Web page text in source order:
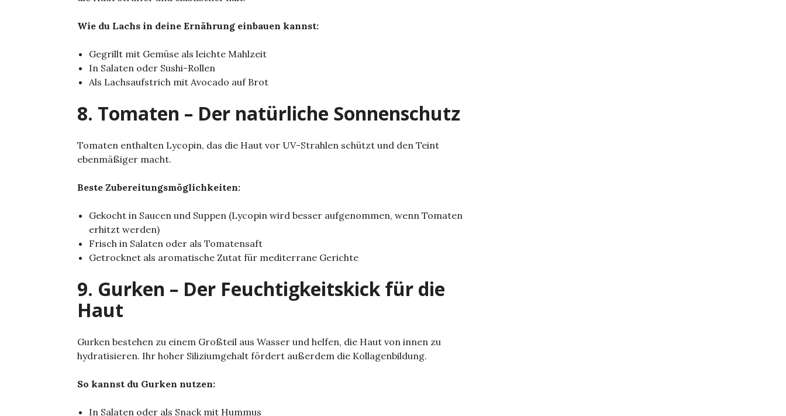
Wie du Lachs in deine Ernährung einbauen kannst:
Gegrillt mit Gemüse als leichte Mahlzeit
In Salaten oder Sushi-Rollen
Als Lachsaufstrich mit Avocado auf Brot
8. Tomaten – Der natürliche Sonnenschutz
Tomaten enthalten Lycopin, das die Haut vor UV-Strahlen schützt und den Teint
ebenmäßiger macht.
Beste Zubereitungsmöglichkeiten:
Gekocht in Saucen und Suppen (Lycopin wird besser aufgenommen, wenn Tomaten
erhitzt werden)
Frisch in Salaten oder als Tomatensaft
Getrocknet als aromatische Zutat für mediterrane Gerichte
9. Gurken – Der Feuchtigkeitskick für die
Haut
Gurken bestehen zu einem Großteil aus Wasser und helfen, die Haut von innen zu
hydratisieren. Ihr hoher Siliziumgehalt fördert außerdem die Kollagenbildung.
So kannst du Gurken nutzen:
In Salaten oder als Snack mit Hummus